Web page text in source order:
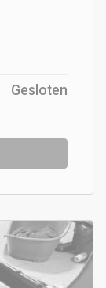
Gesloten